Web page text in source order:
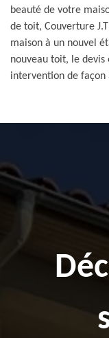
beauté de votre
de toit, Couverture
maison à un nouvel
nouveau toit, le devis
intervention de